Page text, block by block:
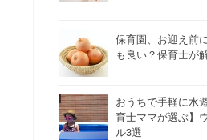
保育園、お迎え前
も良い？保育士が
おうちで手軽に水
育士ママが選ぶ】
ル3選